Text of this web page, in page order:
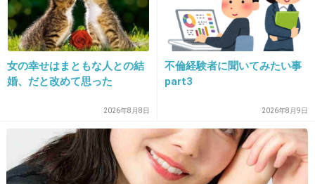
>>1
奈々のがある意味メンタルやばくない？
普通の家庭で育ったはずなのに女子高生の分際
で不倫したり、親友の彼氏の有名なバンドメン
挙げ句に数回やっただけの仲でデキ婚
8件の返信
+28 -5
女の幸せはまともな人との結
婚、だと改めて思った
2026年8月8日
不倫経験者に聞いてみたい事
part3
2026年8月9日